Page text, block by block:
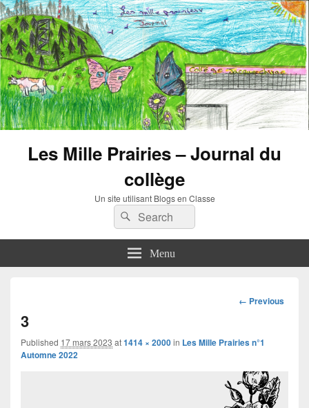
Les Mille Prairies – Journal du
collège
Un site utilisant Blogs en Classe
Search
for:
Search
Menu
Image
← Previous
3
Published 17 mars 2023 at1414 × 2000in Les Mille Prairies n°1
Automne 2022